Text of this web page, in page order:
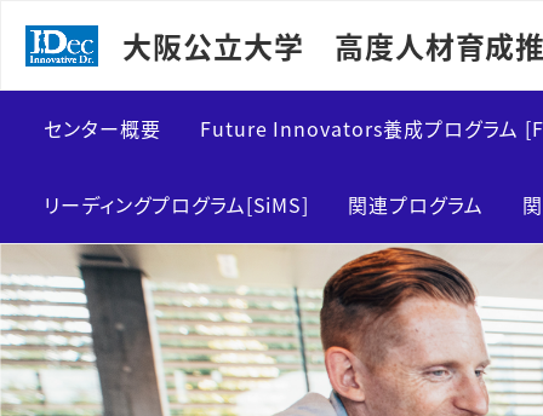
大阪公立大学 高度人材育成
センター概要
センター紹介
メッセージ
運営スタッフ
Future Innovators養成プログラム
FInDカリキュラム概要
博士前期課程向け
博士後期課程向け
リーディングプログラム[SiMS] 関連プログラム